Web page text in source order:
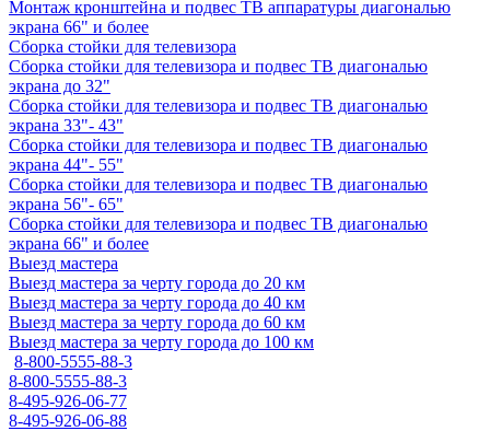
Монтаж кронштейна и подвес ТВ аппаратуры диагональю
экрана 66" и более
Сборка стойки для телевизора
Сборка стойки для телевизора и подвес ТВ диагональю
экрана до 32"
Сборка стойки для телевизора и подвес ТВ диагональю
экрана 33"- 43"
Сборка стойки для телевизора и подвес ТВ диагональю
экрана 44"- 55"
Сборка стойки для телевизора и подвес ТВ диагональю
экрана 56"- 65"
Сборка стойки для телевизора и подвес ТВ диагональю
экрана 66" и более
Выезд мастера
Выезд мастера за черту города до 20 км
Выезд мастера за черту города до 40 км
Выезд мастера за черту города до 60 км
Выезд мастера за черту города до 100 км
8-800-5555-88-3
8-800-5555-88-3
8-495-926-06-77
8-495-926-06-88